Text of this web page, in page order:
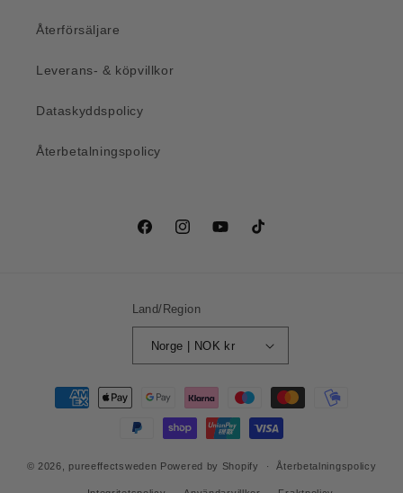
Återförsäljare
Leverans- & köpvillkor
Dataskyddspolicy
Återbetalningspolicy
FacebookInstagramYouTubeTikTok
Land/Region
Norge | NOK kr
Betalningsmetoder
© 2026, pureeffectsweden Powered by Shopify Återbetalningspolicy